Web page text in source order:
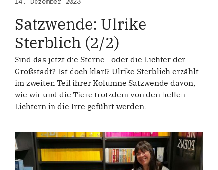
Satzwende: Ulrike
Sterblich (2/2)
Sind das jetzt die Sterne - oder die Lichter der
Großstadt? Ist doch klar!? Ulrike Sterblich erzählt
im zweiten Teil ihrer Kolumne Satzwende davon,
wie wir und die Tiere trotzdem von den hellen
Lichtern in die Irre geführt werden.